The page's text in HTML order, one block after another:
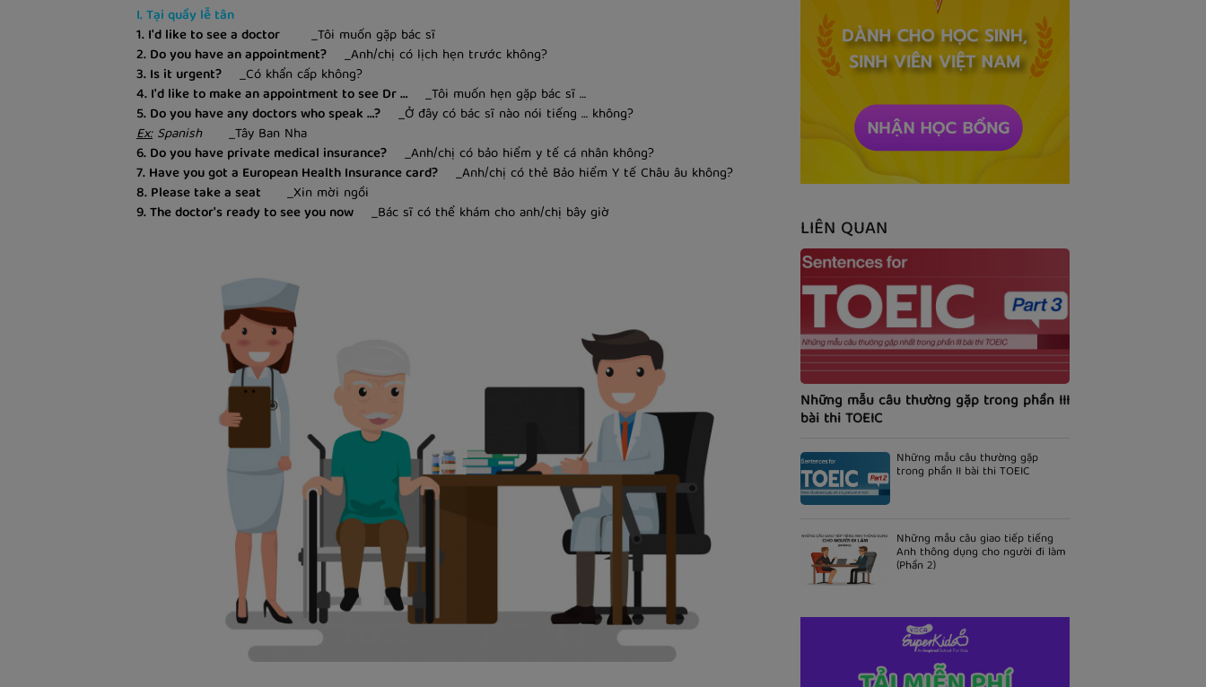
I. Tại quầy lễ tân
1. I'd like to see a doctor _Tôi muốn gặp bác sĩ
2. Do you have an appointment? _Anh/chị có lịch hẹn trước không?
3. Is it urgent? _Có khẩn cấp không?
4. I'd like to make an appointment to see Dr … _Tôi muốn hẹn gặp bác sĩ …
5. Do you have any doctors who speak …? _Ở đây có bác sĩ nào nói tiếng … không?
Ex:Spanish_Tây Ban Nha
6. Do you have private medical insurance? _Anh/chị có bảo hiểm y tế cá nhân không?
7. Have you got a European Health Insurance card? _Anh/chị có thẻ Bảo hiểm Y tế Châu âu không?
8. Please take a seat
_Xin mời ngồi
9. The doctor's ready to see you now _Bác sĩ có thể khám cho anh/chị bây giờ LIÊN QUAN
Những mẫu câu thường gặp trong phần III
bài thi TOEIC
Những mẫu câu thường gặp
trong phần II bài thi TOEIC
Những mẫu câu giao tiếp tiếng
Anh thông dụng cho người đi làm
(Phần 2)